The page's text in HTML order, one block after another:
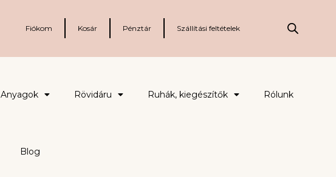
Fiókom Kosár Pénztár Szállítási feltételek
Anyagok Rövidáru Ruhák, kiegészítők Rólunk
Blog